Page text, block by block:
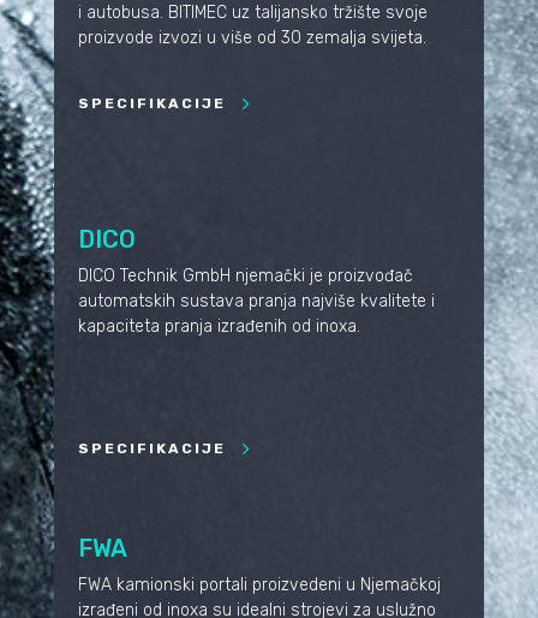
i autobusa. BITIMEC uz talijansko tržište svoje
proizvode izvozi u više od 30 zemalja svijeta.
SPECIFIKACIJE
DICO
DICO Technik GmbH njemački je proizvođač
automatskih sustava pranja najviše kvalitete i
kapaciteta pranja izrađenih od inoxa.
SPECIFIKACIJE
FWA
FWA kamionski portali proizvedeni u Njemačkoj
izrađeni od inoxa su idealni strojevi za uslužno